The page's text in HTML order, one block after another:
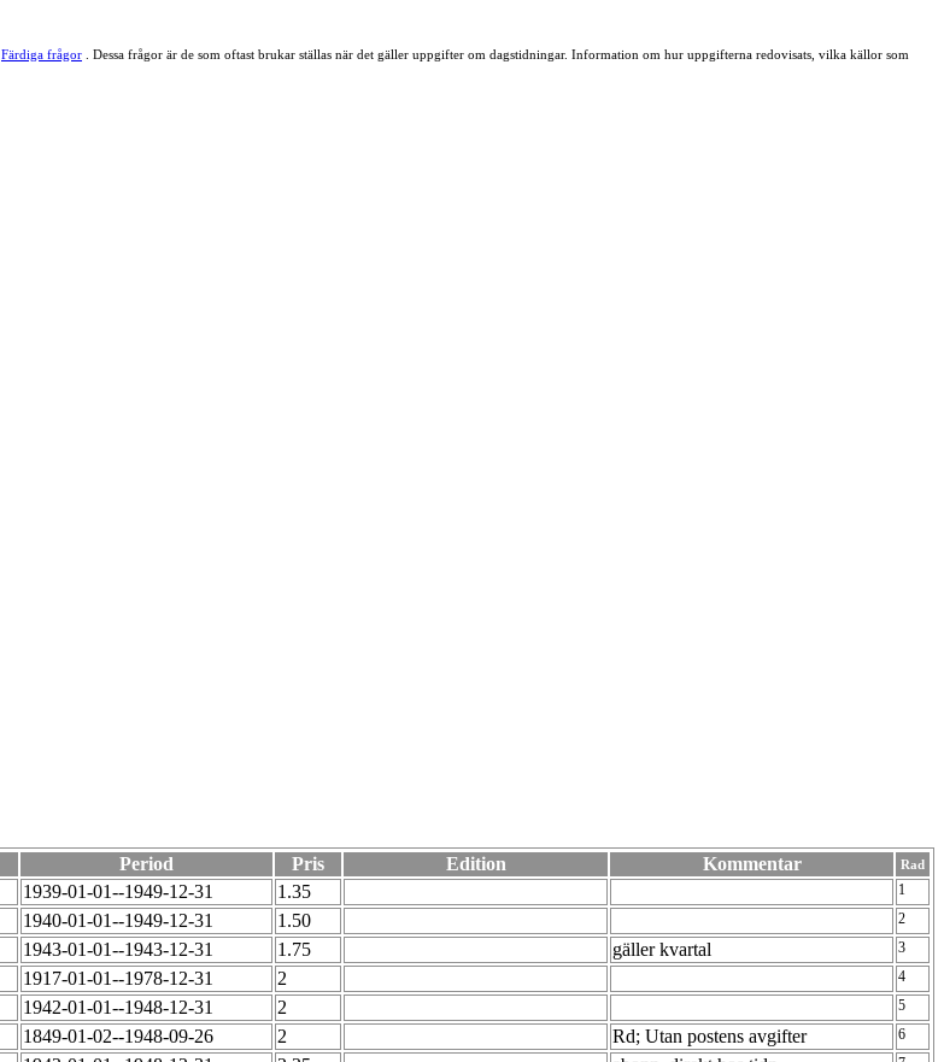
Färdiga frågor . Dessa frågor är de som oftast brukar ställas när det gäller uppgifter om dagstidningar. Information om hur uppgifterna redovisats, vilka källor som
Period Pris Edition Kommentar Rad
1939-01-01--1949-12-31 1.35 1
1940-01-01--1949-12-31 1.50 2
1943-01-01--1943-12-31 1.75 gäller kvartal 3
1917-01-01--1978-12-31 2 4
1942-01-01--1948-12-31 2 5
1849-01-02--1948-09-26 2 Rd; Utan postens avgifter 6